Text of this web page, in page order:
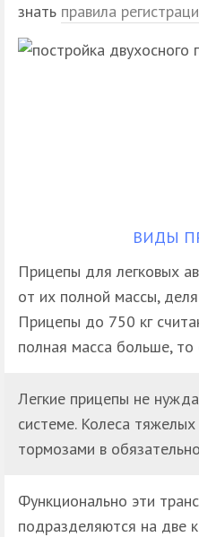
знать правила
ВИДЫ
Прицепы для легковых
от их полной массы,
Прицепы до 750 кг
полная масса больше,
Легкие прицепы не
системе. Колеса
тормозами в
Функционально эти
подразделяются на две